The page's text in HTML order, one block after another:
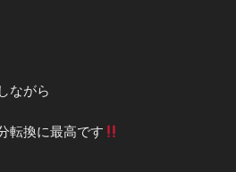
ながら
転換に最高です